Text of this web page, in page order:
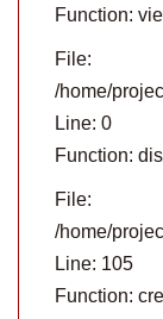
Function:
File:
/home/
Line: 0
Function:
File:
/home/
Line: 105
Function: